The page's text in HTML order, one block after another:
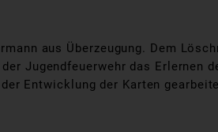
aus Überzeugung. Dem
Jugendfeuerwehr das Erlernen
Entwicklung der Karten